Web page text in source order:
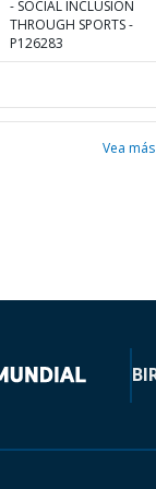
- SOCIAL INCLUSION
THROUGH SPORTS -
P126283
Vea más